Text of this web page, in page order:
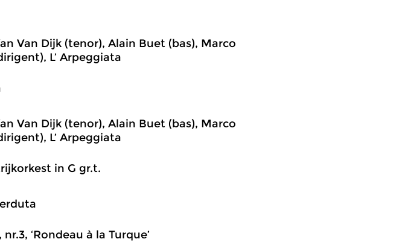
Van Dijk (tenor), Alain Buet (bas), Marco
L’ Arpeggiata
Van Dijk (tenor), Alain Buet (bas), Marco
L’ Arpeggiata
in G gr.t.
‘Rondeau à la Turque’